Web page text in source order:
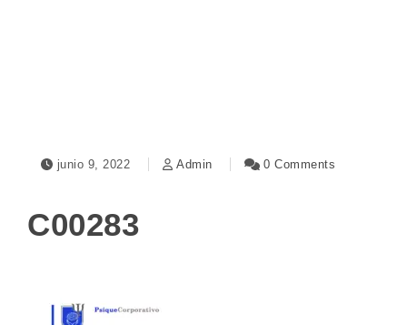
junio 9, 2022 Admin 0 Comments
C00283